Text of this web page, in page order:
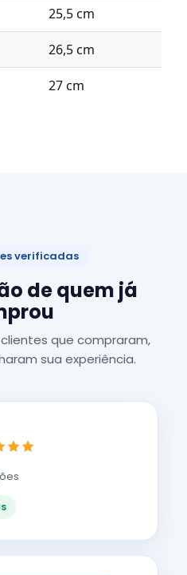
25,5 cm
26,5 cm
27 cm
verificadas
de quem já
que compraram,
sua experiência.